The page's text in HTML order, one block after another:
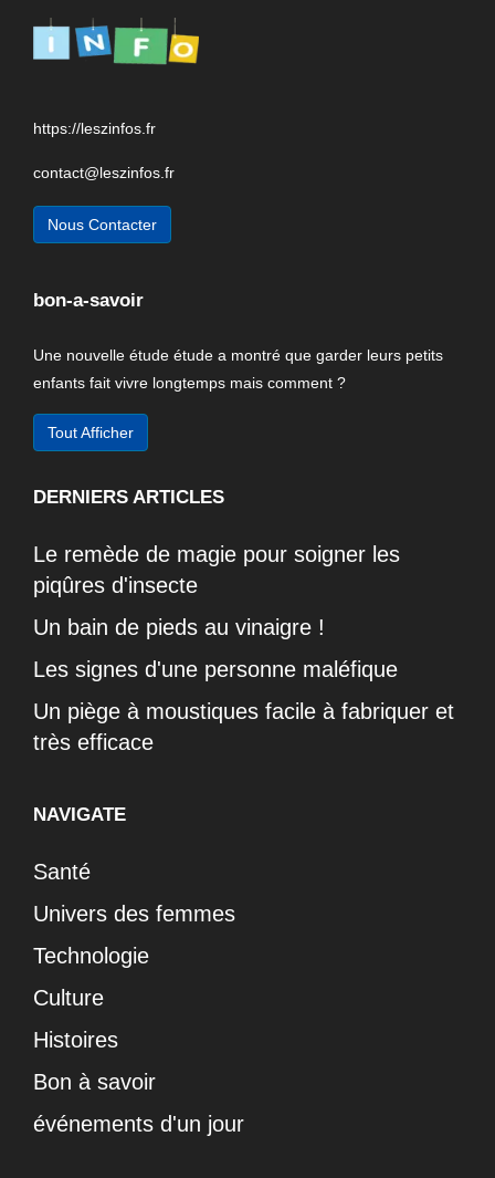
https://leszinfos.fr
contact@leszinfos.fr
Nous Contacter
bon-a-savoir
Une nouvelle étude étude a montré que garder leurs petits
enfants fait vivre longtemps mais comment ?
Tout Afficher
DERNIERS ARTICLES
Le remède de magie pour soigner les
piqûres d'insecte
Un bain de pieds au vinaigre !
Les signes d'une personne maléfique
Un piège à moustiques facile à fabriquer et
très efficace
NAVIGATE
Santé
Univers des femmes
Technologie
Culture
Histoires
Bon à savoir
événements d'un jour